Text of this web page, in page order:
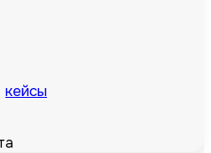
кейсы